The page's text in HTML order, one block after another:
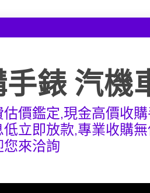
錶 汽機
價鑑定,現金高價收
立即放款,專業收購
您來洽詢